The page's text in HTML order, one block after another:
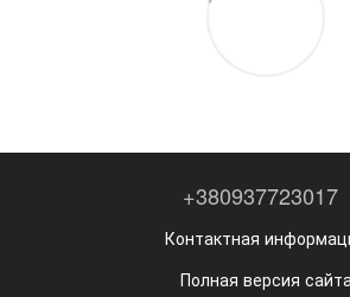
+380937723017
Контактная
Полная версия сайта